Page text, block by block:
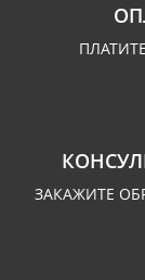
ЗАКАЖИТЕ